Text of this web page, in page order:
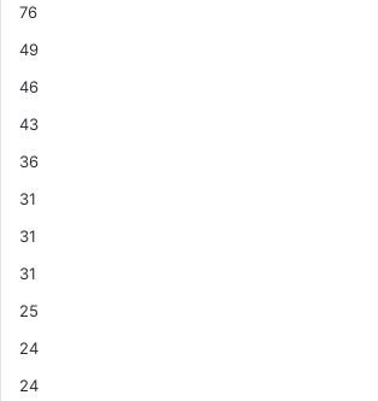
76
49
46
43
36
31
31
31
25
24
24